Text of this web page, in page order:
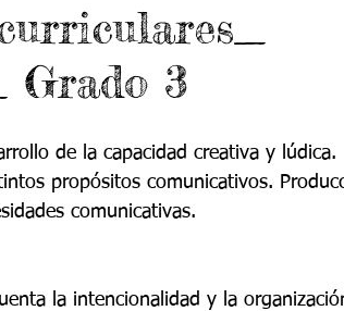
2020
Grado 3
de la capacidad creativa y lúdica.
propósitos comunicativos.
comunicativas.
la intencionalidad y la